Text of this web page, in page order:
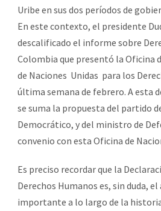
Uribe en sus dos períodos de
En este contexto, el presidente
descalificado el informe sobre
Colombia que presentó la Oficina
de Naciones Unidas para los
última semana de febrero. A esta
se suma la propuesta del partido
Democrático, y del ministro de
convenio con esta Oficina de
Es preciso recordar que la
Derechos Humanos es, sin duda, el
importante a lo largo de la